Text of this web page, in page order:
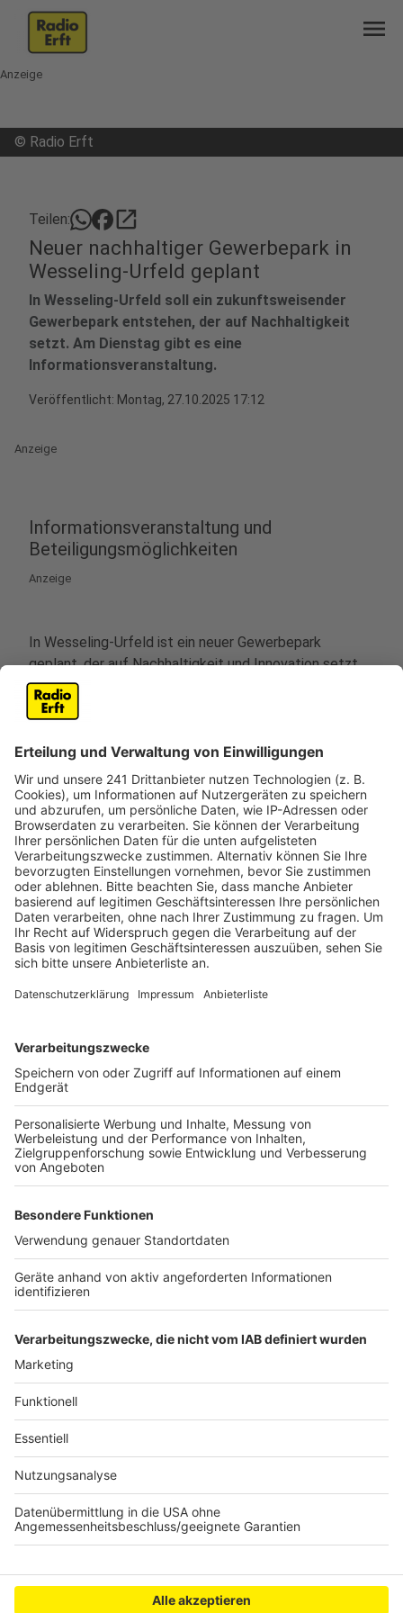
menu
Anzeige
© Radio Erft
Teilen: open_in_new
Neuer nachhaltiger Gewerbepark in
Wesseling-Urfeld geplant
In Wesseling-Urfeld soll ein zukunftsweisender
Gewerbepark entstehen, der auf Nachhaltigkeit
setzt. Am Dienstag gibt es eine
Informationsveranstaltung.
Veröffentlicht: Montag, 27.10.2025 17:12
Anzeige
Informationsveranstaltung und
Beteiligungsmöglichkeiten
Anzeige
In Wesseling-Urfeld ist ein neuer Gewerbepark
geplant, der auf Nachhaltigkeit und Innovation setzt.
Das Projekt soll im Bereich zwischen der Urfelder
Straße und der Siebengebirgsstraße realisiert werden.
Am Dienstag (28. Oktober) findet um 18 Uhr eine
Informationsveranstaltung im Neuen Rathaus in
Wesseling statt. Dort können sich interessierte
Bürgerinnen und Bürger über die Pläne für den
Gewerbepark informieren.
Zusätzlich liegen die Planungsunterlagen noch bis
Mitte November im Rathaus aus und sind auch auf der
Homepage der Stadteinsehbar. Die Stadt Wesseling
lädt alle Bürger dazu ein, ihre Meinung zu dem
Vorhaben abzugeben. Stellungnahmen können während
der Auslegungsfrist eingereicht werden.
anzusiedeln, die sich auf die Herstellung nachhaltiger
Produkte oder auf innovative und umweltfreundliche
Dienstleistungen spezialisiert haben.
Anzeige
Anzeige
Anklage gegen Unfallfahrer von Hürth erhoben
Workshop zur Fußgängersicherheit in Wesseling
Autofahrer in Kerpen gestoppt
Anzeige
Anzeige